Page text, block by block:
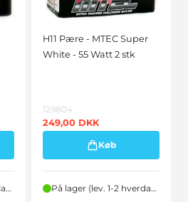
På lager (lev. 1-2 hverdage)
H11 Pære - MTEC Super
White - 55 Watt 2 stk
129804
249,00 DKK
Køb
På lager (lev. 1-2 hverdage)